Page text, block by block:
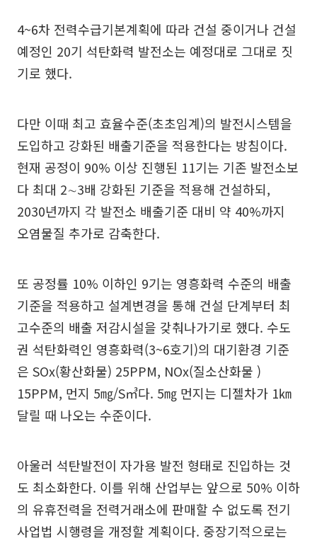
4~6차 전력수급기본계획에 따라 건설 중이거나 건설
예정인 20기 석탄화력 발전소는 예정대로 그대로 짓
기로 했다.
다만 이때 최고 효율수준(초초임계)의 발전시스템을
도입하고 강화된 배출기준을 적용한다는 방침이다.
현재 공정이 90% 이상 진행된 11기는 기존 발전소보
다 최대 2∼3배 강화된 기준을 적용해 건설하되,
2030년까지 각 발전소 배출기준 대비 약 40%까지
오염물질 추가로 감축한다.
또 공정률 10% 이하인 9기는 영흥화력 수준의 배출
기준을 적용하고 설계변경을 통해 건설 단계부터 최
고수준의 배출 저감시설을 갖춰나가기로 했다. 수도
권 석탄화력인 영흥화력(3~6호기)의 대기환경 기준
은 SOx(황산화물) 25PPM, NOx(질소산화물 )
15PPM, 먼지 5㎎/S㎥다. 5㎎ 먼지는 디젤차가 1㎞
달릴 때 나오는 수준이다.
아울러 석탄발전이 자가용 발전 형태로 진입하는 것
도 최소화한다. 이를 위해 산업부는 앞으로 50% 이하
의 유휴전력을 전력거래소에 판매할 수 없도록 전기
사업법 시행령을 개정할 계획이다. 중장기적으로는